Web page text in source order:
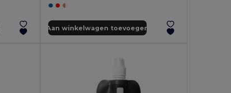
Aan winkelwagen toevoegen